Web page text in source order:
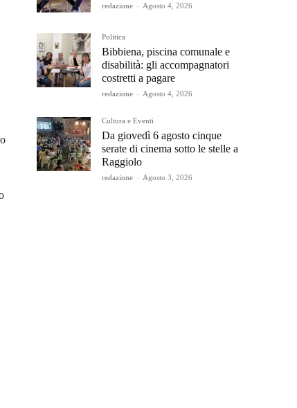
redazione - Agosto 4, 2026
Politica
Bibbiena, piscina comunale e
disabilità: gli accompagnatori
costretti a pagare
redazione - Agosto 4, 2026
Cultura e Eventi
Da giovedì 6 agosto cinque
serate di cinema sotto le stelle a
Raggiolo
redazione - Agosto 3, 2026